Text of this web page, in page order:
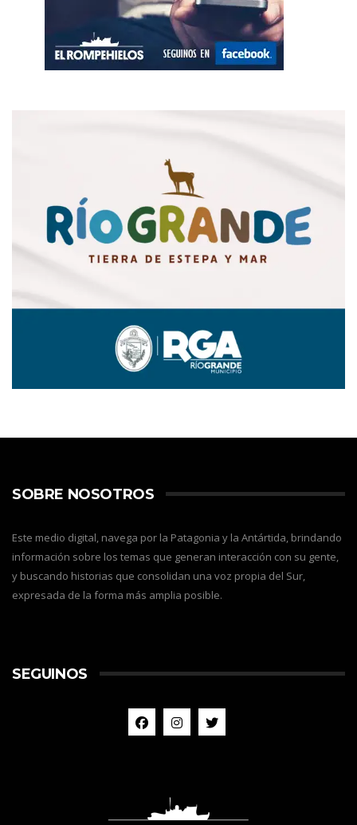
SOBRE NOSOTROS
Este medio digital, navega por la Patagonia y la Antártida, brindando
información sobre los temas que generan interacción con su gente,
y buscando historias que consolidan una voz propia del Sur,
expresada de la forma más amplia posible.
SEGUINOS